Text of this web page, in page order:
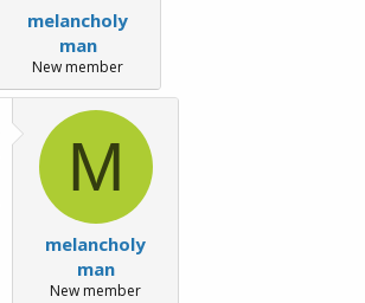
melancholy
man
New member
M
melancholy
man
New member